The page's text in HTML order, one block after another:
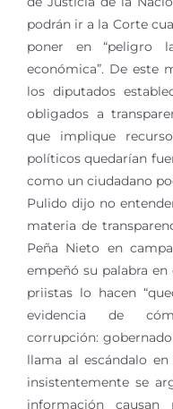
podrán ir a la Corte
poner en “peligro
económica”. De este
los diputados
obligados a
que implique
políticos quedarían
como un ciudadano
Pulido dijo no
materia de
Peña Nieto en
empeñó su palabra
priistas lo hacen
evidencia de
corrupción:
llama al escándalo
insistentemente se
información